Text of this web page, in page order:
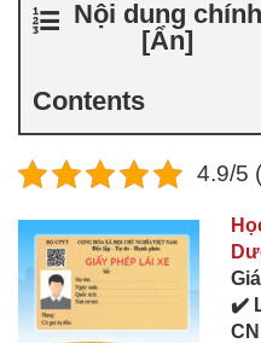
Nội dung chính
[Ẩn]
Contents
4.9/5
✔️